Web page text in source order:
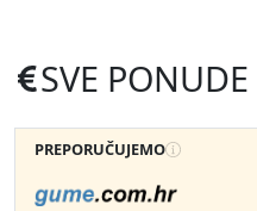
SVE PONUDE
PREPORUČUJEMO